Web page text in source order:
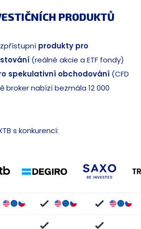
PRODUKTŮ
produkty pro
(reálné akcie a ETF fondy)
spekulativní obchodování (CFD
broker nabízí bezmála 12 000
s konkurencí: